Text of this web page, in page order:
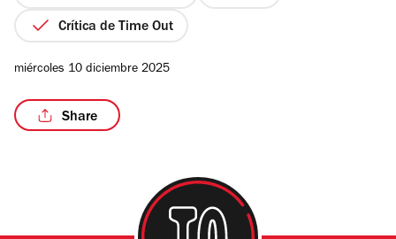
Crítica de Time Out
miércoles 10 diciembre 2025
Share